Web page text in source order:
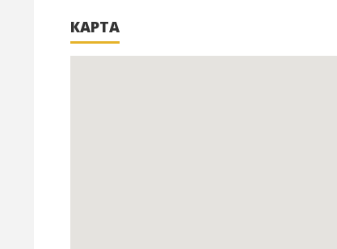
КАРТА